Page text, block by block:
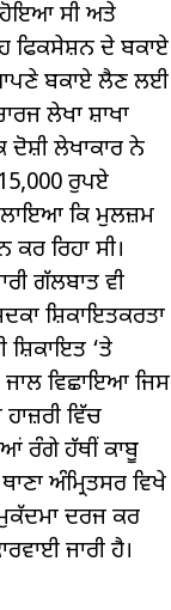
ਹੋਇਆ ਸੀ ਅਤੇ
ਫਿਕਸੇਸ਼ਨ ਦੇ ਬਕਾਏ
ਬਕਾਏ ਲੈਣ ਲਈ
ਲੇਖਾ ਸ਼ਾਖਾ
ਦੋਸ਼ੀ ਲੇਖਾਕਾਰ ਨੇ
ਰੁਪਏ
ਲਾਇਆ ਕਿ ਮੁਲਜ਼ਮ
ਰਿਹਾ ਸੀ।
ਗੱਲਬਾਤ ਵੀ
ਸ਼ਿਕਾਇਤਕਰਤਾ
ਸ਼ਿਕਾਇਤ ‘ਤੇ
ਜਾਲ ਵਿਛਾਇਆ ਜਿਸ
ਵਿੱਚ
ਰੰਗੇ ਹੱਥੀਂ ਕਾਬੂ
ਅੰਮ੍ਰਿਤਸਰ ਵਿਖੇ
ਦਰਜ ਕਰ
ਜਾਰੀ ਹੈ।